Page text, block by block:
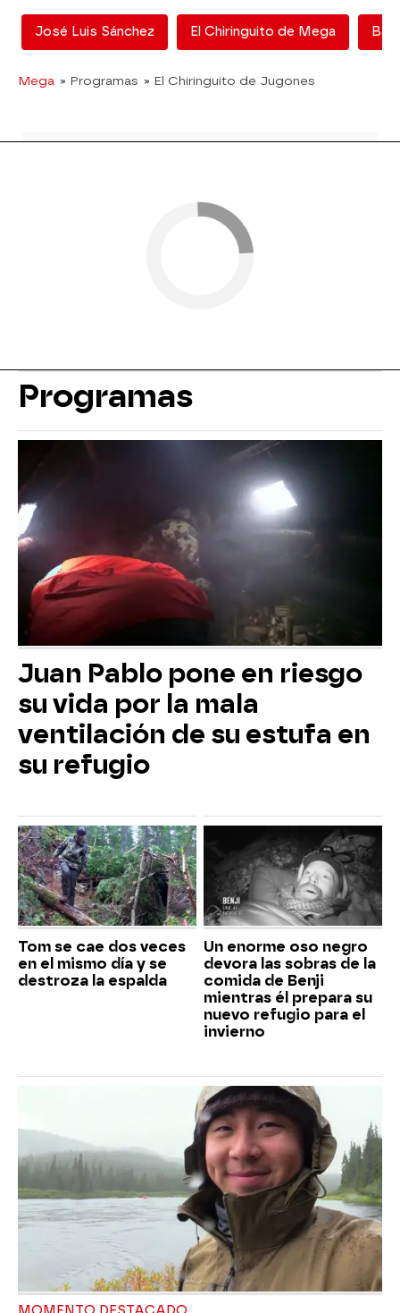
José Luis Sánchez El Chiringuito de Mega
Mega » Programas » El Chiringuito de Jugones
Programas
Juan Pablo pone en riesgo
su vida por la mala
ventilación de su estufa en
su refugio
Tom se cae dos veces
en el mismo día y se
destroza la espalda
Un enorme oso negro
devora las sobras de la
comida de Benji
mientras él prepara su
nuevo refugio para el
invierno